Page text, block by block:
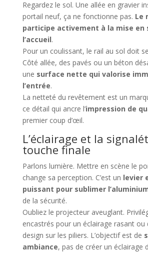
Regardez le sol. Une allée en gravier
portail neuf, ça ne fonctionne pas. Le
participe activement à la mise en
l’accueil.
Pour un coulissant, le rail au sol doit
Côté allée, des pavés ou un béton
une surface nette qui valorise
l’entrée.
La netteté du revêtement est un
ce détail qui ancre l’impression de
premier coup d’œil.
L’éclairage et la
touche finale
Parlons lumière. Mettre en scène le
change sa perception. C’est un levier
puissant pour sublimer
de la sécurité.
Oubliez le projecteur aveuglant.
encastrés pour un éclairage rasant ou
design sur les piliers. L’objectif est de
ambiance, pas de créer un éclairage